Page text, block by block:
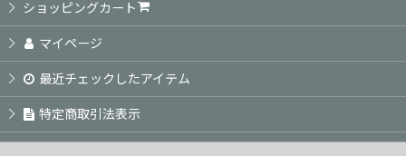
ショッピングカート
マイページ
最近チェックしたアイテム
特定商取引法表示